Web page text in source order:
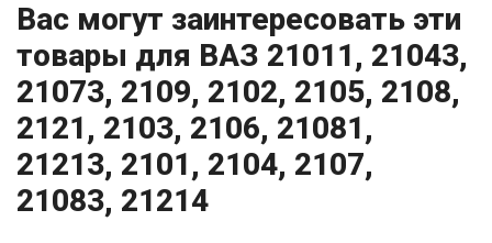
Вас могут заинтересовать эти
товары для ВАЗ 21011, 21043,
21073, 2109, 2102, 2105, 2108,
2121, 2103, 2106, 21081,
21213, 2101, 2104, 2107,
21083, 21214